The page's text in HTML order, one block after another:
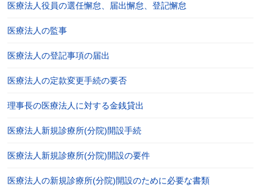
医療法人役員の選任懈怠、届出懈怠、登記懈怠
医療法人の監事
医療法人の登記事項の届出
医療法人の定款変更手続の要否
理事長の医療法人に対する金銭貸出
医療法人新規診療所(分院)開設手続
医療法人新規診療所(分院)開設の要件
医療法人の新規診療所(分院)開設のために必要な書類